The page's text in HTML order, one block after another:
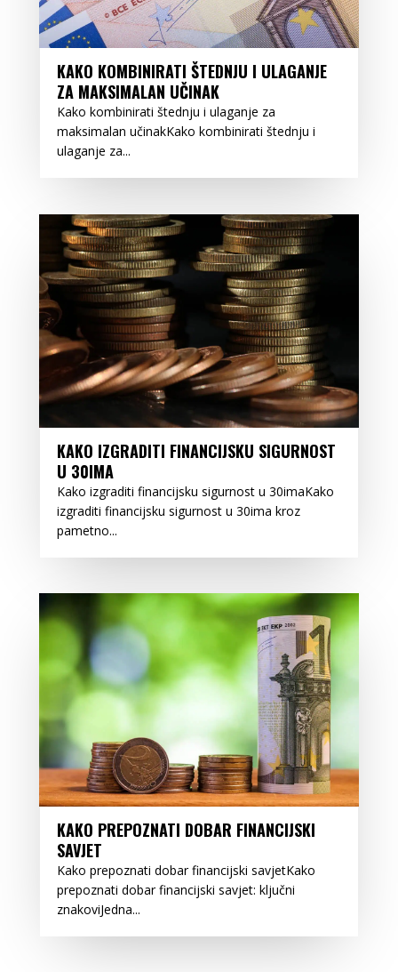
KAKO KOMBINIRATI ŠTEDNJU I ULAGANJE
ZA MAKSIMALAN UČINAK
Kako kombinirati štednju i ulaganje za
maksimalan učinakKako kombinirati štednju i
ulaganje za...
KAKO IZGRADITI FINANCIJSKU SIGURNOST
U 30IMA
Kako izgraditi financijsku sigurnost u 30imaKako
izgraditi financijsku sigurnost u 30ima kroz
pametno...
KAKO PREPOZNATI DOBAR FINANCIJSKI
SAVJET
Kako prepoznati dobar financijski savjetKako
prepoznati dobar financijski savjet: ključni
znakoviJedna...